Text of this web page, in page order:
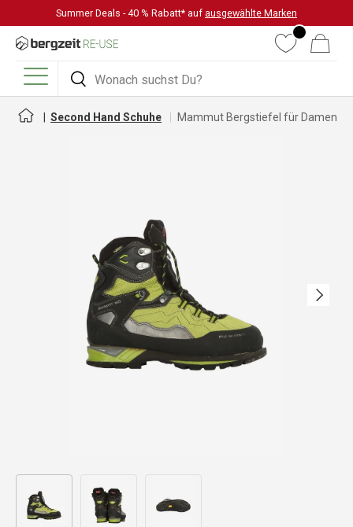
DIREKT ZUM INHALT
Summer Deals - 40 % Rabatt* auf ausgewählte Marken
Suchen
Suchen
WunschlisteWarenkorb
Menü
Second Hand Schuhe Mammut Bergstiefel für Damen
Nächste